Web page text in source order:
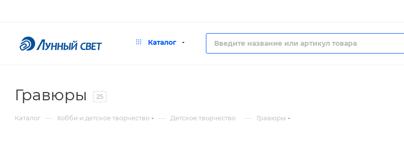
Каталог
Гравюры 25
Каталог — Хобби и детское творчество — Детское творчество — Гравюры